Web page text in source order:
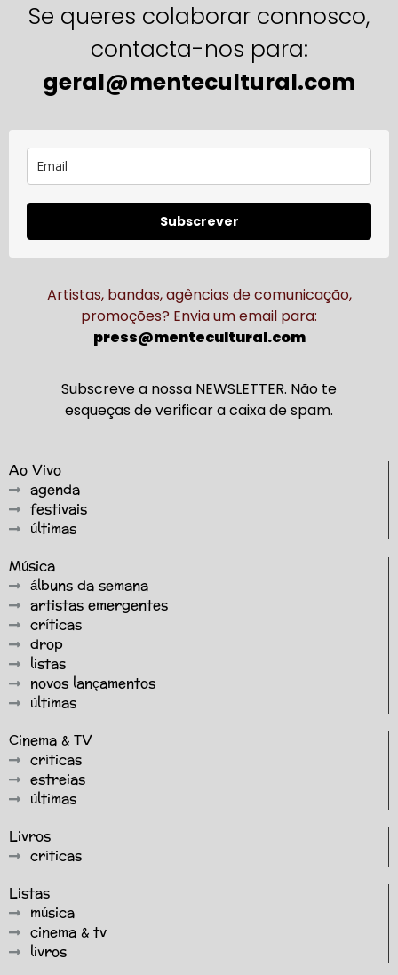
Se queres colaborar connosco,
contacta-nos para:
geral@mentecultural.com
Subscrever
Artistas, bandas, agências de comunicação,
promoções? Envia um email para:
press@mentecultural.com
Subscreve a nossa NEWSLETTER. Não te
esqueças de verificar a caixa de spam.
Ao Vivo
agenda
festivais
últimas
Música
álbuns da semana
artistas emergentes
críticas
drop
listas
novos lançamentos
últimas
Cinema & TV
críticas
estreias
últimas
Livros
críticas
Listas
música
cinema & tv
livros